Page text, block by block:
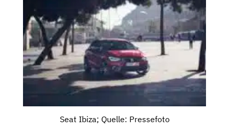
Seat Ibiza; Quelle: Pressefoto